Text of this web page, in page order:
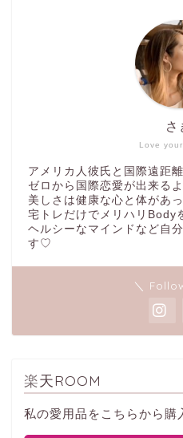
Love
さ
アメリカ人彼氏と国際
ゼロから国際恋愛が出来る
美しさは健康な心と体があ
宅トレだけでメリハリBody
ヘルシーなマインドなど自
す♡
＼
楽天ROOM
私の愛用品をこちらから